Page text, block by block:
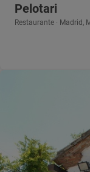
Pelotari
Restaurante · Madrid,